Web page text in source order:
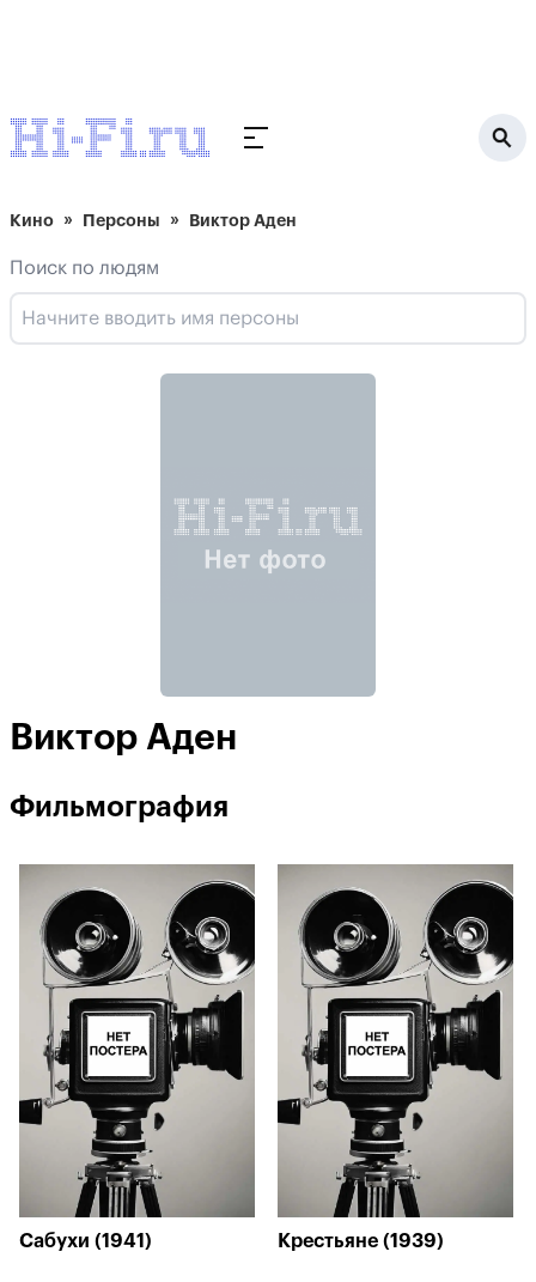
Кино Персоны Виктор Аден
Поиск по людям
Виктор Аден
Фильмография
Сабухи (1941) Крестьяне (1939)